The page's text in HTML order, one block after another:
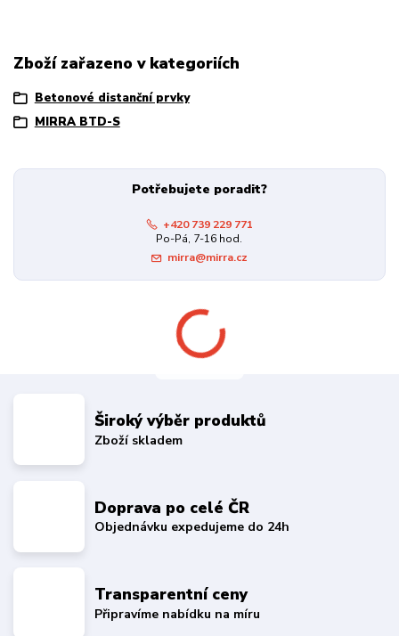
Zboží zařazeno v kategoriích
Betonové distanční prvky
MIRRA BTD-S
Potřebujete poradit?
+420 739 229 771
Po-Pá, 7-16 hod.
mirra@mirra.cz
Široký výběr produktů
Zboží skladem
Doprava po celé ČR
Objednávku expedujeme do 24h
Transparentní ceny
Připravíme nabídku na míru